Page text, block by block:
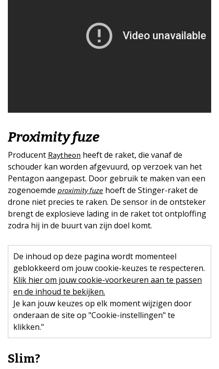
Proximity fuze
Producent Raytheon heeft de raket, die vanaf de
schouder kan worden afgevuurd, op verzoek van het
Pentagon aangepast. Door gebruik te maken van een
zogenoemde proximity fuze hoeft de Stinger-raket de
drone niet precies te raken. De sensor in de ontsteker
brengt de explosieve lading in de raket tot ontploffing
zodra hij in de buurt van zijn doel komt.
De inhoud op deze pagina wordt momenteel
geblokkeerd om jouw cookie-keuzes te respecteren.
Klik hier om jouw cookie-voorkeuren aan te passen
en de inhoud te bekijken.
Je kan jouw keuzes op elk moment wijzigen door
onderaan de site op "Cookie-instellingen" te
klikken."
Slim?